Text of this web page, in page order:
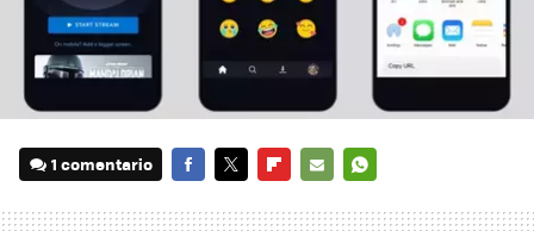
1 comentario